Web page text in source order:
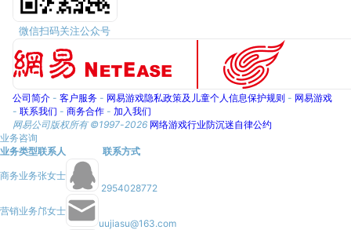
微信扫码关注公众号
公司简介- 客户服务- 网易游戏隐私政策及儿童个人信息保护规则 - 网易游戏
- 联系我们 - 商务合作- 加入我们
网易公司版权所有 ©1997-2026 网络游戏行业防沉迷自律公约
业务咨询
业务类型联系人 联系方式
商务业务张女士
2954028772
营销业务邝女士
uujiasu@163.com